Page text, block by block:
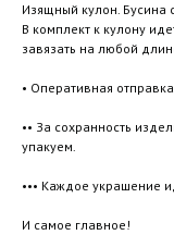
Изящный кулон. Бусина
В комплект к кулону
завязать на любой
• Оперативная
•• За сохранность
упакуем.
••• Каждое украшение
И самое главное!